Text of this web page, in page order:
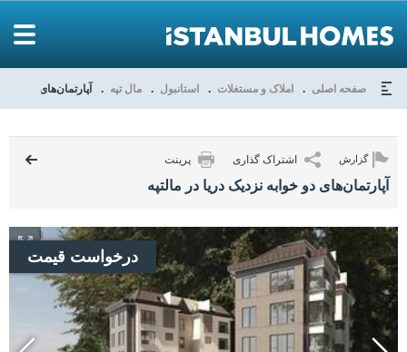
صفحه اصلی املاک و مستغلات استانبول مال تپه آپارتمان‌های دو
گزارش اشتراک گذاری پرینت
آپارتمان‌های دو خوابه نزدیک دریا در مالتپه
درخواست قیمت